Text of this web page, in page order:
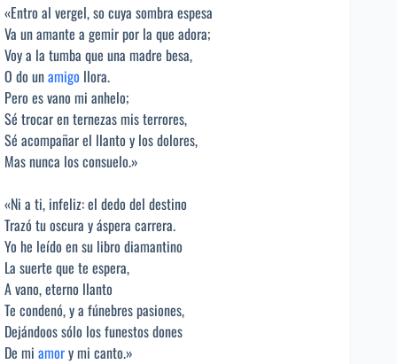
«Entro al vergel, so cuya sombra espesa
Va un amante a gemir por la que adora;
Voy a la tumba que una madre besa,
O do unamigo llora.
Pero es vano mi anhelo;
Sé trocar en ternezas mis terrores,
Sé acompañar el llanto y los dolores,
Mas nunca los consuelo.»
«Ni a ti, infeliz: el dedo del destino
Trazó tu oscura y áspera carrera.
Yo he leído en su libro diamantino
La suerte que te espera,
A vano, eterno llanto
Te condenó, y a fúnebres pasiones,
Dejándoos sólo los funestos dones
De mi amory mi canto.»